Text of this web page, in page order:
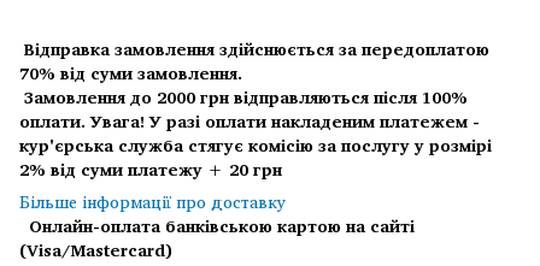
Відправка замовлення здійснюється за передоплатою
70% від суми замовлення.
Замовлення до 2000 грн відправляються після 100%
оплати.Увага! У разі оплати накладеним платежем -
кур'єрська служба стягує комісію за послугу у розмірі
2% від суми платежу + 20 грн
Більше інформації про доставку
Онлайн-оплата банківською картою на сайті
(Visa/Mastercard)